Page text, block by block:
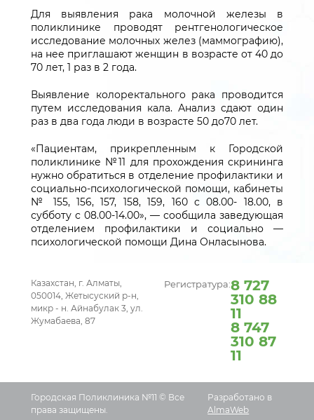
Для выявления рака молочной железы в
поликлинике проводят рентгенологическое
исследование молочных желез (маммографию),
на нее приглашают женщин в возрасте от 40 до
70 лет, 1 раз в 2 года.
Выявление колоректального рака проводится
путем исследования кала. Анализ сдают один
раз в два года люди в возрасте 50 до70 лет.
«Пациентам, прикрепленным к Городской
поликлинике №11 для прохождения скрининга
нужно обратиться в отделение профилактики и
социально-психологической помощи, кабинеты
№ 155, 156, 157, 158, 159, 160 с 08.00- 18.00, в
субботу с 08.00-14.00», — сообщила заведующая
отделением профилактики и социально —
психологической помощи Дина Онласынова.
Казахстан, г. Алматы,
050014, Жетысуский р-н,
микр - н. Айнабулак 3, ул.
Жумабаева, 87
Регистратура:8 727
310 88
11
8 747
310 87
11
Городская Поликлиника №11 © Все
права защищены.
Разработано в
AlmaWeb